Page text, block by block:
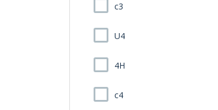
c3
U4
4H
c4